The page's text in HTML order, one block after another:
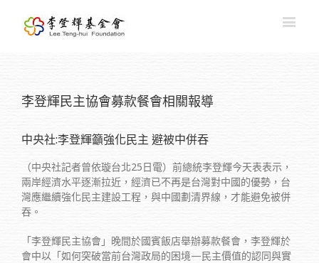
李登輝民主協會募款餐會相關報導
中央社:李登輝籲強化民主 避被中併吞
（中央社記者曾依璇台北25日電）前總統李登輝今天表表示，
兩岸經濟水平逐漸拉近，經濟已不再是台灣對中國的優勢，台
灣應繼續強化民主建設工程，與中國劃清界線，才能避免被併
吞。
「李登輝民主協會」晚間於國賓飯店舉辦募款餐會，李登輝於
會中以「如何突破當前台灣政局的困境—民主價值的認同與實